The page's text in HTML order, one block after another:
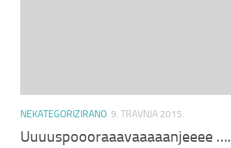
NEKATEGORIZIRANO 9. TRAVNJA 2015.
Uuuuspoooraaavaaaaanjeeee ….